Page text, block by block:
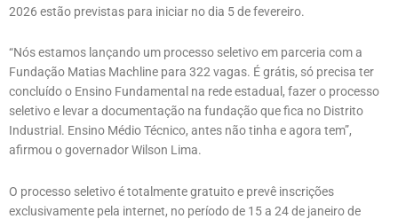
2026 estão previstas para iniciar no dia 5 de fevereiro.
“Nós estamos lançando um processo seletivo em parceria com a
Fundação Matias Machline para 322 vagas. É grátis, só precisa ter
concluído o Ensino Fundamental na rede estadual, fazer o processo
seletivo e levar a documentação na fundação que fica no Distrito
Industrial. Ensino Médio Técnico, antes não tinha e agora tem”,
afirmou o governador Wilson Lima.
O processo seletivo é totalmente gratuito e prevê inscrições
exclusivamente pela internet, no período de 15 a 24 de janeiro de